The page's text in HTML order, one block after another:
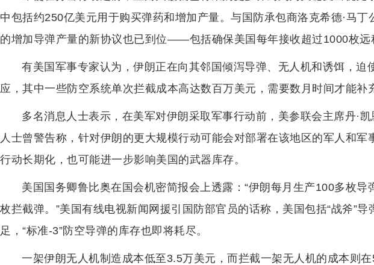
中包括约250亿美元用于购买弹药和增加产量。与国防承包商洛克希德·马丁
的增加导弹产量的新协议也已到位——包括确保美国每年接收超过1000枚远
有美国军事专家认为，伊朗正在向其邻国倾泻导弹、无人机和诱饵，迫
应，其中一些防空系统单次拦截成本高达数百万美元，需要数月时间才能补
多名消息人士表示，在美军对伊朗采取军事行动前，美参联会主席丹·
人士曾警告称，针对伊朗的更大规模行动可能会对部署在该地区的军人和军
行动长期化，也可能进一步影响美国的武器库存。
美国国务卿鲁比奥在国会机密简报会上透露：“伊朗每月生产100多枚导
枚拦截弹。”美国有线电视新闻网援引国防部官员的话称，美国包括“战斧”
足，“标准-3”防空导弹的库存也即将耗尽。
一架伊朗无人机制造成本低至3.5万美元，而拦截一架无人机的成本则在